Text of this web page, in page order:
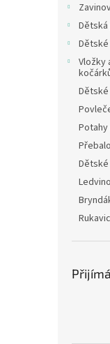
Vložky